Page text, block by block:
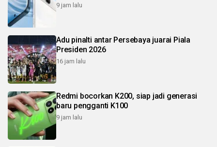
9 jam lalu
Adu pinalti antar Persebaya juarai Piala
Presiden 2026
16 jam lalu
Redmi bocorkan K200, siap jadi generasi
baru pengganti K100
9 jam lalu